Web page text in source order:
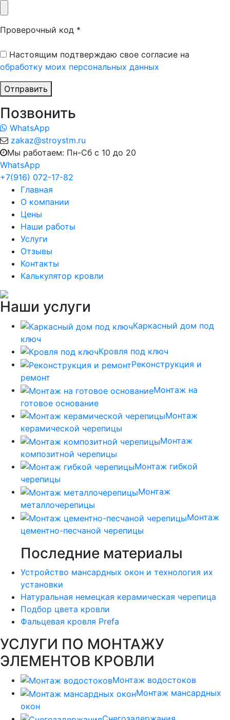
Проверочный код *
Настоящим подтверждаю свое согласие на
обработку моих персональных данных
Отправить
Позвонить
WhatsApp
zakaz@stroystm.ru
Мы работаем: Пн-Сб с 10 до 20
WhatsApp
+7(916) 072-17-82
Главная
О компании
Цены
Наши работы
Услуги
Отзывы
Контакты
Калькулятор кровли
Наши услуги
Каркасный дом под
ключ
Кровля под ключ
Реконструкция и
ремонт
Монтаж на
готовое основание
Монтаж
керамической черепицы
Монтаж
композитной черепицы
Монтаж гибкой
черепицы
Монтаж
металлочерепицы
Монтаж
цементно-песчаной черепицы
Последние материалы
Устройство мансардных окон и технология их
установки
Натуральная немецкая керамическая черепица
Подбор цвета кровли
Фальцевая кровля Prefa
УСЛУГИ ПО МОНТАЖУ
ЭЛЕМЕНТОВ КРОВЛИ
Монтаж водостоков
Монтаж мансардных
окон